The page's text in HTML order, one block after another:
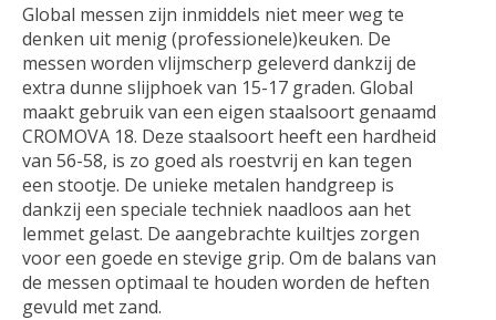
Global messen zijn inmiddels niet meer weg te
denken uit menig (professionele)keuken. De
messen worden vlijmscherp geleverd dankzij de
extra dunne slijphoek van 15-17 graden. Global
maakt gebruik van een eigen staalsoort genaamd
CROMOVA 18. Deze staalsoort heeft een hardheid
van 56-58, is zo goed als roestvrij en kan tegen
een stootje. De unieke metalen handgreep is
dankzij een speciale techniek naadloos aan het
lemmet gelast. De aangebrachte kuiltjes zorgen
voor een goede en stevige grip. Om de balans van
de messen optimaal te houden worden de heften
gevuld met zand.